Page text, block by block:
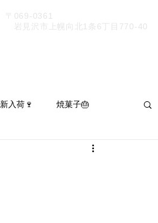
〒069-0361
岩見沢市上幌向北1条6丁目770-40
新入荷🍷 焼菓子🎂